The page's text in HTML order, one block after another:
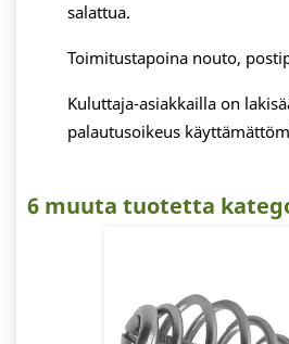
salattua.
Toimitustapoina nouto,
Kuluttaja-asiakkailla on
palautusoikeus
6 muuta tuotetta